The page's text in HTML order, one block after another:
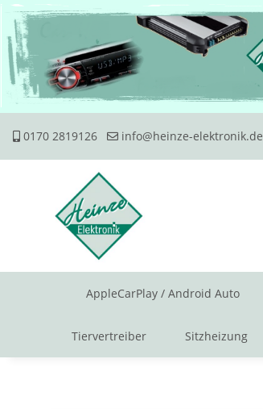
0170 2819126 info@heinze-elektronik.de
AppleCarPlay / Android Auto
Tiervertreiber Sitzheizung